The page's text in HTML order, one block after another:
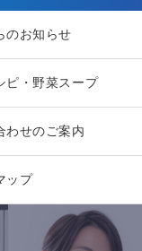
のお知らせ
ピ・野菜スープ
わせのご案内
ップ